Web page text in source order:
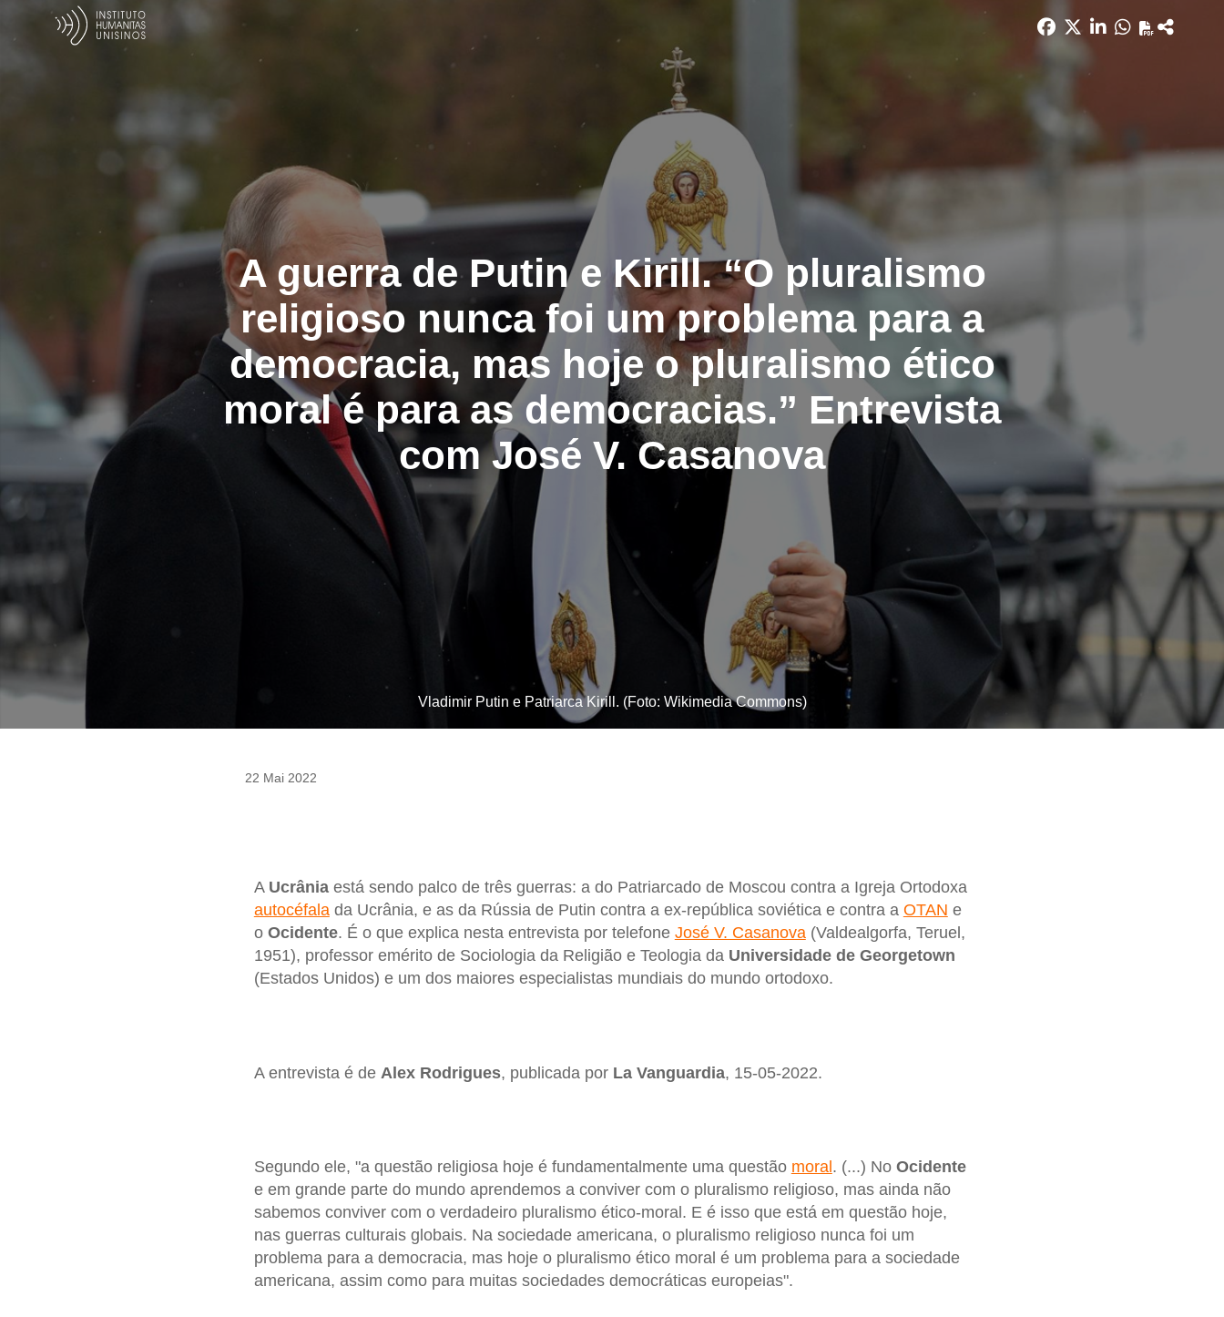
A guerra de Putin e Kirill. “O pluralismo
religioso nunca foi um problema para a
democracia, mas hoje o pluralismo ético
moral é para as democracias.” Entrevista
com José V. Casanova
Vladimir Putin e Patriarca Kirill. (Foto: Wikimedia Commons)
22 Mai 2022
A Ucrâniaestá sendo palco de três guerras: a do Patriarcado de Moscou contra a Igreja Ortodoxa
autocéfalada Ucrânia, e as da Rússia de Putin contra a ex-república soviética e contra a OTAN e
o Ocidente. É o que explica nesta entrevista por telefone José V. Casanova(Valdealgorfa, Teruel,
1951), professor emérito de Sociologia da Religião e Teologia da Universidade de Georgetown
(Estados Unidos) e um dos maiores especialistas mundiais do mundo ortodoxo.
A entrevista é de Alex Rodrigues, publicada por La Vanguardia, 15-05-2022.
Segundo ele, "a questão religiosa hoje é fundamentalmente uma questão moral . (...) No Ocidente
e em grande parte do mundo aprendemos a conviver com o pluralismo religioso, mas ainda não
sabemos conviver com o verdadeiro pluralismo ético-moral. E é isso que está em questão hoje,
nas guerras culturais globais. Na sociedade americana, o pluralismo religioso nunca foi um
problema para a democracia, mas hoje o pluralismo ético moral é um problema para a sociedade
americana, assim como para muitas sociedades democráticas europeias".